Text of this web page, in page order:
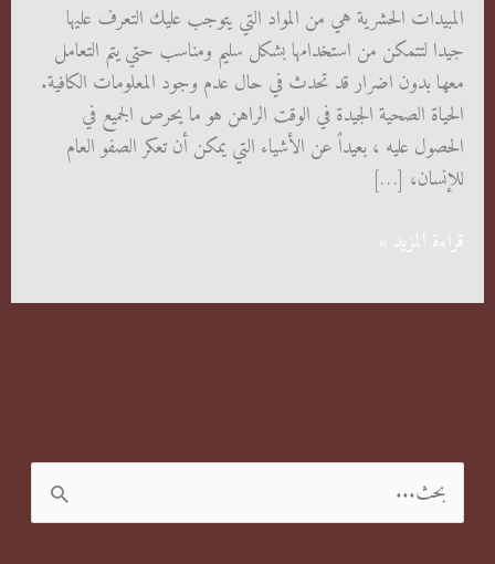
المبيدات الحشرية هي من المواد التي يتوجب عليك التعرف عليها
جيدا لتتمكن من استخدامها بشكل سليم ومناسب حتي يتم التعامل
معها بدون اضرار قد تحدث في حال عدم وجود المعلومات الكافية.
الحياة الصحية الجيدة في الوقت الراهن هو ما يحرص الجميع في
الحصول عليه ، بعيداً عن الأشياء التي يمكن أن تعكر الصفو العام
للإنسان، […]
فوائد
الحشرية
قراءة المزيد »
ل